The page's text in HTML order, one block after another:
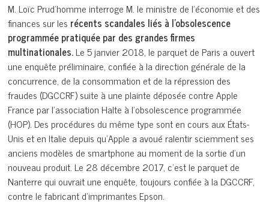
M. Loïc Prud’homme interroge M. le ministre de l’économie et des
finances sur les récents scandales liés à l’obsolescence
programmée pratiquée par des grandes firmes
multinationales.Le 5 janvier 2018, le parquet de Paris a ouvert
une enquête préliminaire, confiée à la direction générale de la
concurrence, de la consommation et de la répression des
fraudes (DGCCRF) suite à une plainte déposée contre Apple
France par l’association Halte à l’obsolescence programmée
(HOP). Des procédures du même type sont en cours aux États-
Unis et en Italie depuis qu’Apple a avoué ralentir sciemment ses
anciens modèles de smartphone au moment de la sortie d’un
nouveau produit. Le 28 décembre 2017, c’est le parquet de
Nanterre qui ouvrait une enquête, toujours confiée à la DGCCRF,
contre le fabricant d’imprimantes Epson.